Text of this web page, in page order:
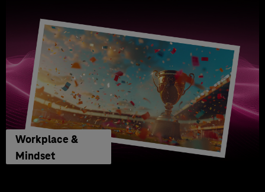
Workplace &
Mindset